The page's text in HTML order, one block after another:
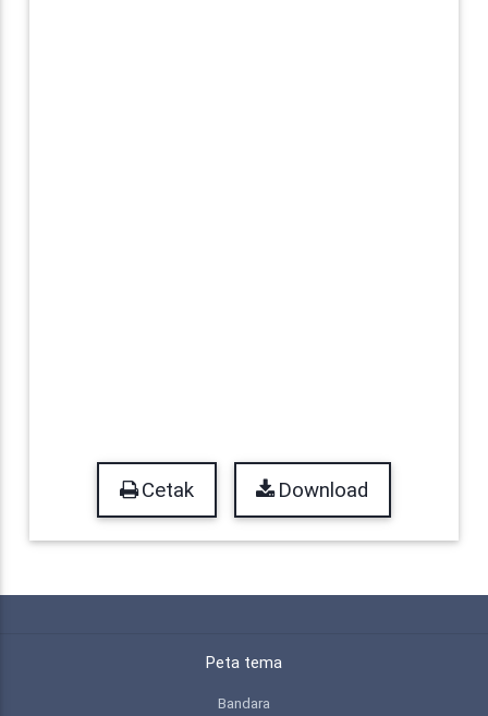
Cetak Download
Peta tema
Bandara